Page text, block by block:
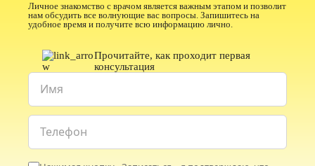
Личное знакомство с врачом является важным этапом и позволит
нам обсудить все волнующие вас вопросы. Запишитесь на
удобное время и получите всю информацию лично.
Прочитайте, как проходит первая
консультация